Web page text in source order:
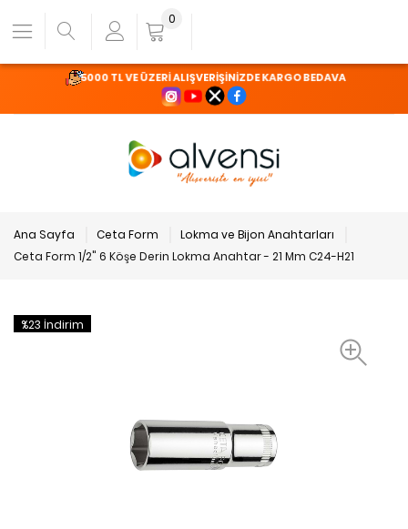
5000 TL VE ÜZERİ ALIŞVERİŞİNİZDE KARGO BEDAVA
0
Ana Sayfa Ceta Form
Lokma ve Bijon Anahtarları
Ceta Form 1/2" 6 Köşe Derin Lokma Anahtar - 21 Mm C24-H21
%23 İndirim